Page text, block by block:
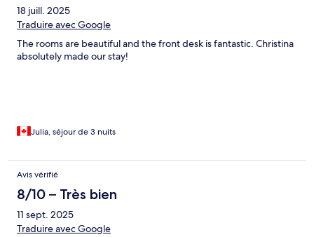
18 juill. 2025
Traduire avec Google
The rooms are beautiful and the front desk is fantastic. Christina
absolutely made our stay!
Julia, séjour de 3 nuits
Avis vérifié
8/10 – Très bien
11 sept. 2025
Traduire avec Google